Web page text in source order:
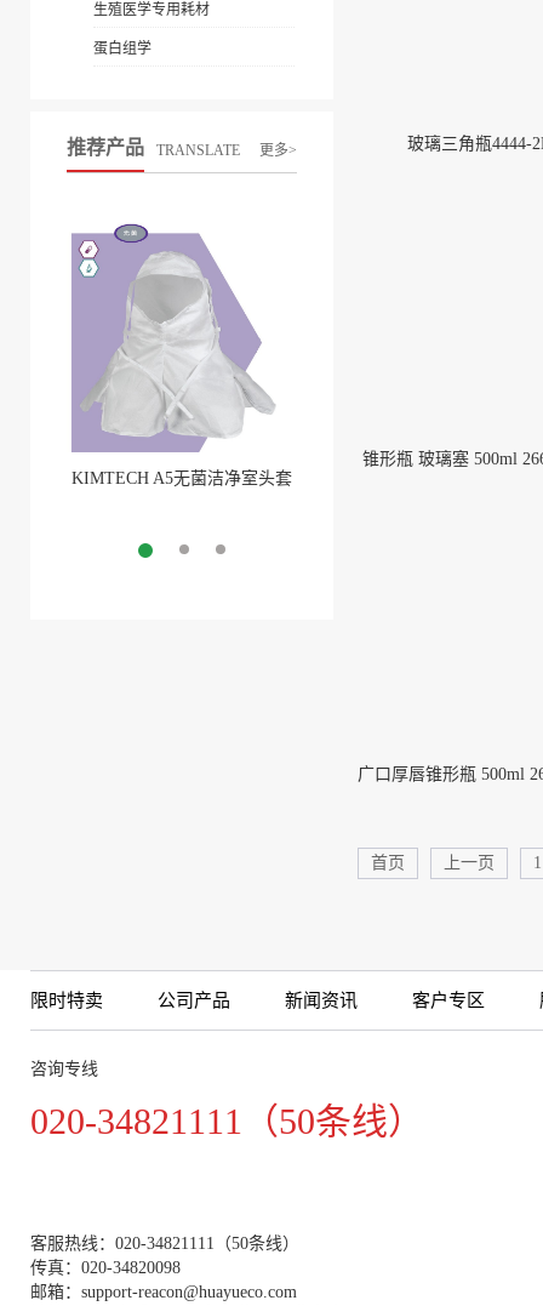
生殖医学专用耗材
蛋白组学
推荐产品 TRANSLATE 更多>
KIMTECH A5无菌洁净室头套
玻璃三角瓶4444-
锥形瓶 玻璃塞 500ml
首页 上一页 1
限时特卖 公司产品 新闻资讯 客户专区
咨询专线
020-34821111（50条线）
客服热线：020-34821111（50条线）
传真：020-34820098
邮箱：support-reacon@huayueco.com